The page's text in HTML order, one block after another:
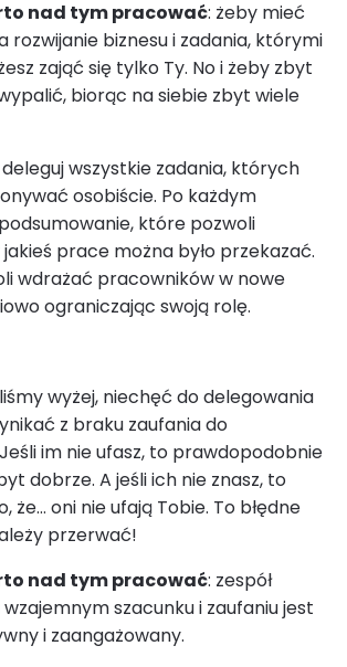
nad tym pracować: żeby mieć
rozwijanie biznesu i zadania, którymi
zająć się tylko Ty. No i żeby zbyt
biorąc na siebie zbyt wiele
deleguj wszystkie zadania, których
osobiście. Po każdym
które pozwoli
prace można było przekazać.
wdrażać pracowników w nowe
ograniczając swoją rolę.
wyżej, niechęć do delegowania
z braku zaufania do
im nie ufasz, to prawdopodobnie
dobrze. A jeśli ich nie znasz, to
że… oni nie ufają Tobie. To błędne
przerwać!
nad tym pracować: zespół
szacunku i zaufaniu jest
i zaangażowany.